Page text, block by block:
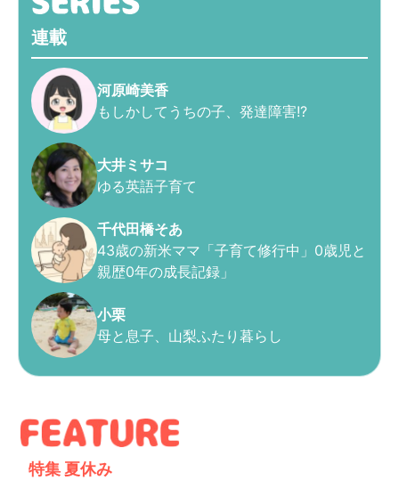
連載
河原崎美香
もしかしてうちの子、発達障害!?
大井ミサコ
ゆる英語子育て
千代田橋そあ
43歳の新米ママ「子育て修行中」0歳児と
親歴0年の成長記録」
小栗
母と息子、山梨ふたり暮らし
特集 夏休み